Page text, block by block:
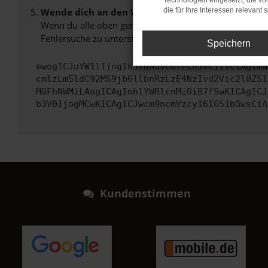
Wende dich an den Webseitenbetreiber.
Wenn du alle oben genannten Schritte versucht hast,
Fehlersuche zu unterstützen:
Kundenstimmen
die für Ihre Interessen relevant
Speichern